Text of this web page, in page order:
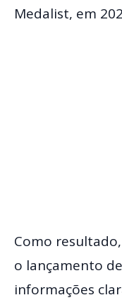
Medalist, em
Como
o lançamento
informações